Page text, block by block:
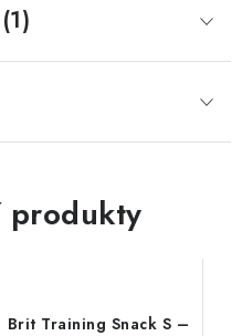
produkty
Brit Training Snack S –